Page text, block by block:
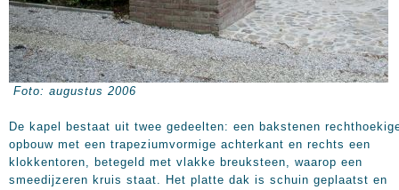
Foto: augustus 2006
De kapel bestaat uit twee gedeelten: een bakstenen
opbouw met een trapeziumvormige achterkant en rechts een
klokkentoren, betegeld met vlakke breuksteen, waarop een
smeedijzeren kruis staat. Het platte dak is schuin geplaatst en